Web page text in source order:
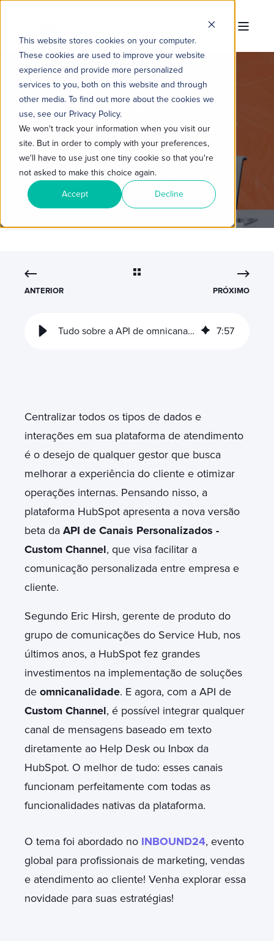
This website stores cookies on your computer.
These cookies are used to improve your website
experience and provide more personalized
services to you, both on this website and through
other media. To find out more about the cookies we
use, see our Privacy Policy.
We won't track your information when you visit our
site. But in order to comply with your preferences,
we'll have to use just one tiny cookie so that you're
not asked to make this choice again.
Accept Decline
5 MIN READ
TUDO SOBRE A API DE
OMNICANALIDADE
PERSONALIZADA EM HUBSPOT
ANTERIOR PRÓXIMO
Tudo sobre a API de omnicanalidade personalizada em HubSpot 7:57
Centralizar todos os tipos de dados e
interações em sua plataforma de atendimento
é o desejo de qualquer gestor que busca
melhorar a experiência do cliente e otimizar
operações internas. Pensando nisso, a
plataforma HubSpot apresenta a nova versão
beta da API de Canais Personalizados -
Custom Channel, que visa facilitar a
comunicação personalizada entre empresa e
cliente.
Segundo Eric Hirsh, gerente de produto do
grupo de comunicações do Service Hub, nos
últimos anos, a HubSpot fez grandes
investimentos na implementação de soluções
de omnicanalidade. E agora, com a API de
Custom Channel, é possível integrar qualquer
canal de mensagens baseado em texto
diretamente ao Help Desk ou Inbox da
HubSpot. O melhor de tudo: esses canais
funcionam perfeitamente com todas as
funcionalidades nativas da plataforma.
O tema foi abordado no INBOUND24, evento
global para profissionais de marketing, vendas
e atendimento ao cliente! Venha explorar essa
novidade para suas estratégias!